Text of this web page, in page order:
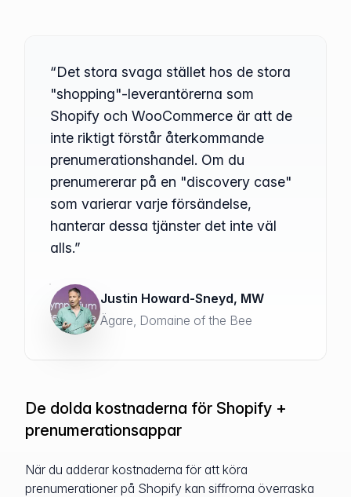
“Det stora svaga stället hos de stora
"shopping"-leverantörerna som
Shopify och WooCommerce är att de
inte riktigt förstår återkommande
prenumerationshandel. Om du
prenumererar på en "discovery case"
som varierar varje försändelse,
hanterar dessa tjänster det inte väl
alls.”
Justin Howard-Sneyd, MW
Ägare, Domaine of the Bee
De dolda kostnaderna för Shopify +
prenumerationsappar
När du adderar kostnaderna för att köra
prenumerationer på Shopify kan siffrorna överraska